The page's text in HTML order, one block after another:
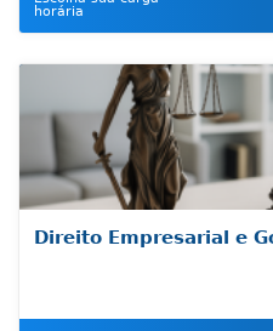
horária
Direito Empresarial e